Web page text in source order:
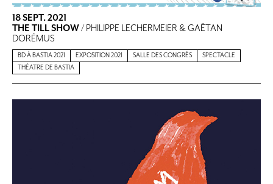
18 SEPT. 2021
THE TILL SHOW/ PHILIPPE LECHERMEIER & GAËTAN
DORÉMUS
BD À BASTIA 2021 EXPOSITION 2021 SALLE DES CONGRÈS
SPECTACLE
THÉATRE DE BASTIA